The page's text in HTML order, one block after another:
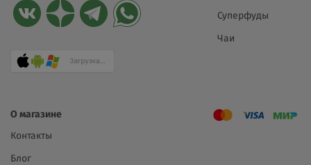
Суперфуды
Чаи
О магазине
Контакты
Блог